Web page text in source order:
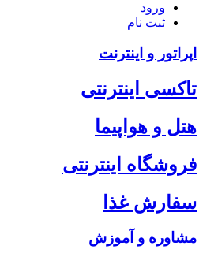
ورود
ثبت نام
اپراتور و اینترنت
تاکسی اینترنتی
هتل و هواپیما
فروشگاه اینترنتی
سفارش غذا
مشاوره و آموزش